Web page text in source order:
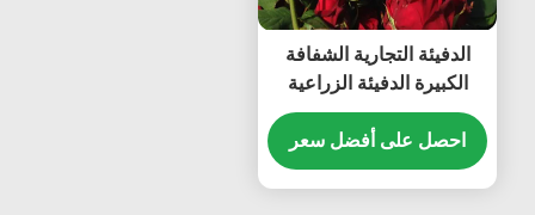
الدفيئة التجارية الشفافة
الكبيرة الدفيئة الزراعية
للزهور
احصل على أفضل سعر